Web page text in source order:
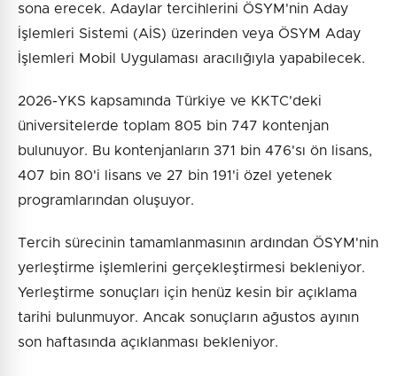
sona erecek. Adaylar tercihlerini ÖSYM'nin Aday
İşlemleri Sistemi (AİS) üzerinden veya ÖSYM Aday
İşlemleri Mobil Uygulaması aracılığıyla yapabilecek.
2026-YKS kapsamında Türkiye ve KKTC'deki
üniversitelerde toplam 805 bin 747 kontenjan
bulunuyor. Bu kontenjanların 371 bin 476'sı ön lisans,
407 bin 80'i lisans ve 27 bin 191'i özel yetenek
programlarından oluşuyor.
Tercih sürecinin tamamlanmasının ardından ÖSYM'nin
yerleştirme işlemlerini gerçekleştirmesi bekleniyor.
Yerleştirme sonuçları için henüz kesin bir açıklama
tarihi bulunmuyor. Ancak sonuçların ağustos ayının
son haftasında açıklanması bekleniyor.